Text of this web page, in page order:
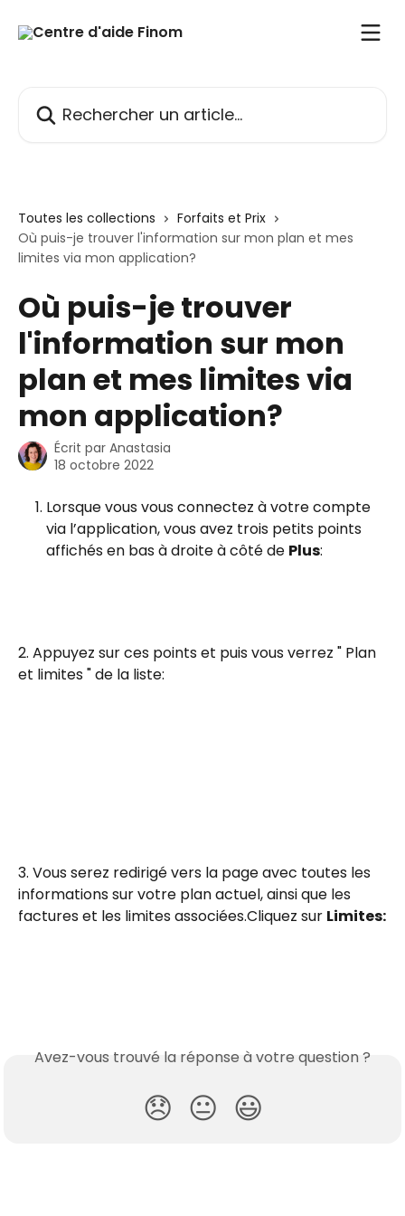
Toutes les collections
Forfaits et Prix
Où puis-je trouver l'information sur mon plan et mes
limites via mon application?
Où puis-je trouver
l'information sur mon
plan et mes limites via
mon application?
Écrit par Anastasia
18 octobre 2022
Lorsque vous vous connectez à votre compte
via l’application, vous avez trois petits points
affichés en bas à droite à côté de Plus:
2. Appuyez sur ces points et puis vous verrez " Plan
et limites " de la liste:
3. Vous serez redirigé vers la page avec toutes les
informations sur votre plan actuel, ainsi que les
factures et les limites associées.Cliquez sur Limites:
Avez-vous trouvé la réponse à votre question ?
😞 😐 😃